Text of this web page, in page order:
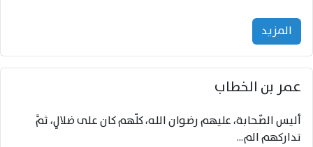
المزید
عمر بن الخطاب
أليس الصّحابة، عليهم رضوان الله، كلّهم كان على ضلالٍ، ثمَّ
تداركهم الم...